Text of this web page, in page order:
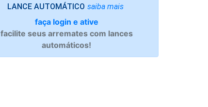
LANCE AUTOMÁTICO saiba mais
faça login e ative
facilite seus arremates com lances
automáticos!